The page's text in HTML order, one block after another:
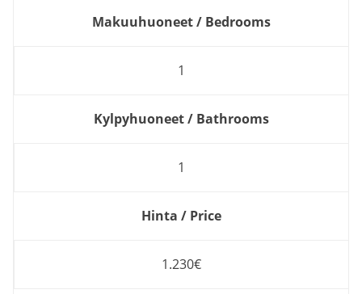
Makuuhuoneet / Bedrooms
1
Kylpyhuoneet / Bathrooms
1
Hinta / Price
1.230€